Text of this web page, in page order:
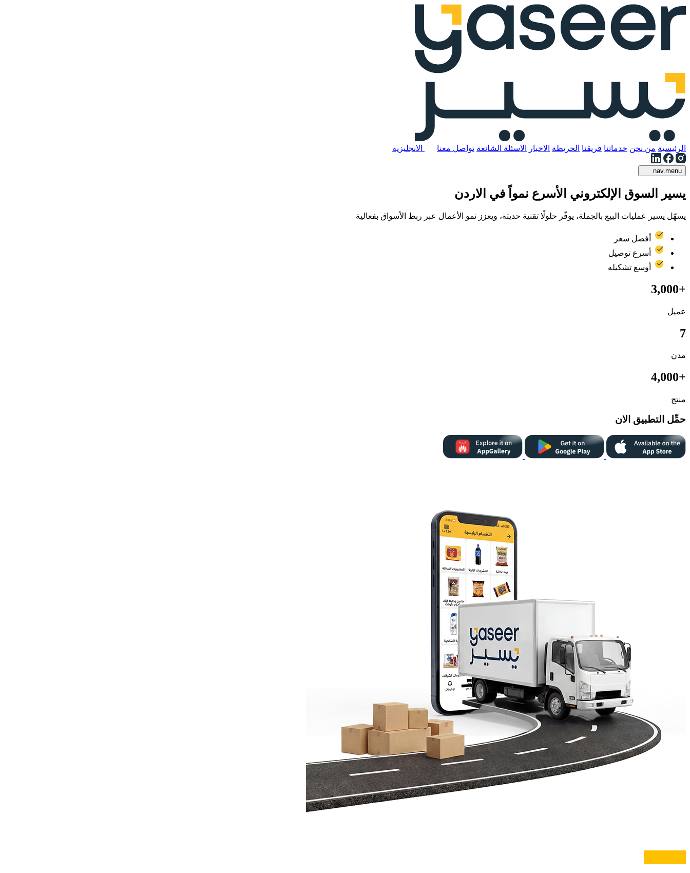
الرئيسية من نحن خدماتنا فريقنا الخريطة الاخبار الاسئلة الشائعة تواصل معنا الانجليزية
nav.menu
يسير السوق الإلكتروني الأسرع نمواً في الاردن
يسهّل يسير عمليات البيع بالجملة، يوفّر حلولًا تقنية حديثة، ويعزز نمو الأعمال عبر ربط الأسواق بفعالية
أفضل سعر
أسرع توصيل
أوسع تشكيله
+3,000
عميل
7
مدن
+4,000
منتج
حمِّل التطبيق الان